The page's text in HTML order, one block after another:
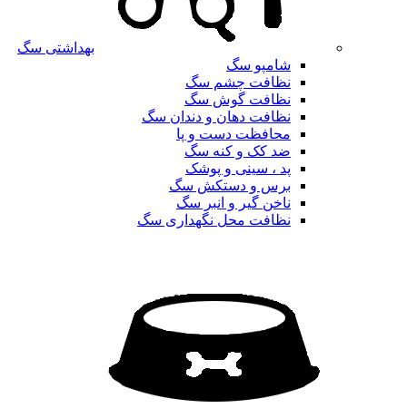
بهداشتی سگ
شامپو سگ
نظافت چشم سگ
نظافت گوش سگ
نظافت دهان و دندان سگ
محافظت دست و پا
ضد کک و کنه سگ
پد ، سینی و پوشک
برس و دستکش سگ
ناخن گیر و انبر سگ
نظافت محل نگهداری سگ